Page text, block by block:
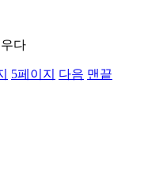
다
5페이지 다음 맨끝